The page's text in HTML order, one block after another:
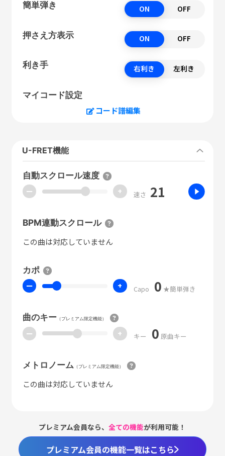
簡単弾き ON OFF
押さえ方表示 ON OFF
利き手 右利き 左利き
マイコード設定
コード譜編集
U-FRET機能
自動スクロール速度
ー + 速さ 21
BPM連動スクロール
この曲は対応していません
カポ
ー + Capo 0 ★簡単弾き
曲のキー（プレミアム限定機能）
ー + キー 0 原曲キー
メトロノーム （プレミアム限定機能）
この曲は対応していません
プレミアム会員なら、全ての機能が利用可能！
プレミアム会員の機能一覧はこちら